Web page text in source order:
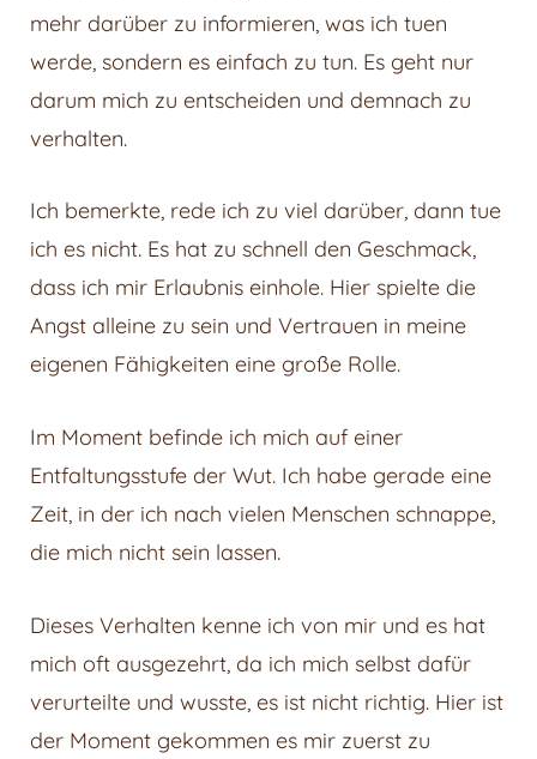
mehr darüber zu informieren, was ich tuen
werde, sondern es einfach zu tun. Es geht nur
darum mich zu entscheiden und demnach zu
verhalten.
Ich bemerkte, rede ich zu viel darüber, dann tue
ich es nicht. Es hat zu schnell den Geschmack,
dass ich mir Erlaubnis einhole. Hier spielte die
Angst alleine zu sein und Vertrauen in meine
eigenen Fähigkeiten eine große Rolle.
Im Moment befinde ich mich auf einer
Entfaltungsstufe der Wut. Ich habe gerade eine
Zeit, in der ich nach vielen Menschen schnappe,
die mich nicht sein lassen.
Dieses Verhalten kenne ich von mir und es hat
mich oft ausgezehrt, da ich mich selbst dafür
verurteilte und wusste, es ist nicht richtig. Hier ist
der Moment gekommen es mir zuerst zu